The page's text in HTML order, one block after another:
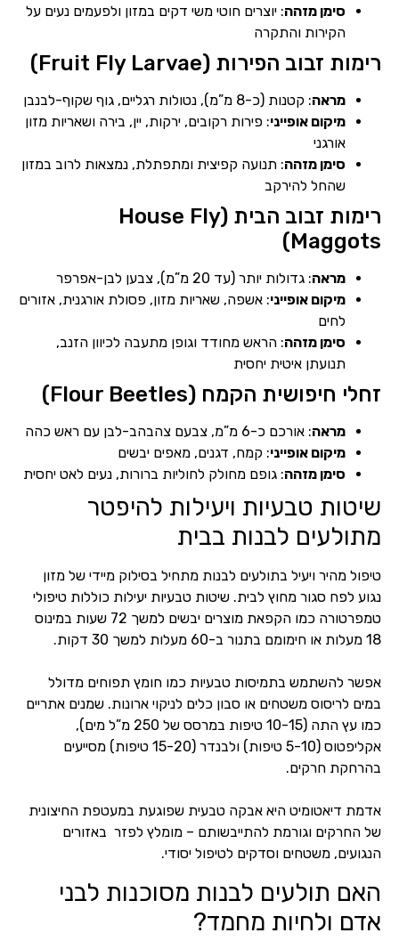
סימן מזהה: יוצרים חוטי משי דקים במזון ולפעמים נעים על
הקירות והתקרה
רימות זבוב הפירות (Fruit Fly Larvae)
מראה: קטנות (כ-8 מ”מ), נטולות רגליים, גוף שקוף-לבנבן
מיקום אופייני: פירות רקובים, ירקות, יין, בירה ושאריות מזון
אורגני
סימן מזהה: תנועה קפיצית ומתפתלת, נמצאות לרוב במזון
שהחל להירקב
רימות זבוב הבית (House Fly
Maggots)
מראה: גדולות יותר (עד 20 מ”מ), צבען לבן-אפרפר
מיקום אופייני: אשפה, שאריות מזון, פסולת אורגנית, אזורים
לחים
סימן מזהה: הראש מחודד וגופן מתעבה לכיוון הזנב,
תנועתן איטית יחסית
זחלי חיפושית הקמח (Flour Beetles)
מראה: אורכם כ-6 מ”מ, צבעם צהבהב-לבן עם ראש כהה
מיקום אופייני: קמח, דגנים, מאפים יבשים
סימן מזהה: גופם מחולק לחוליות ברורות, נעים לאט יחסית
שיטות טבעיות ויעילות להיפטר
מתולעים לבנות בבית
טיפול מהיר ויעיל בתולעים לבנות מתחיל בסילוק מיידי של מזון
נגוע לפח סגור מחוץ לבית. שיטות טבעיות יעילות כוללות טיפולי
טמפרטורה כמו הקפאת מוצרים יבשים למשך 72 שעות במינוס
18 מעלות או חימומם בתנור ב-60 מעלות למשך 30 דקות.
אפשר להשתמש בתמיסות טבעיות כמו חומץ תפוחים מדולל
במים לריסוס משטחים או סבון כלים לניקוי ארונות. שמנים אתריים
כמו עץ התה (10-15 טיפות במרסס של 250 מ”ל מים),
אקליפטוס (5-10 טיפות) ולבנדר (15-20 טיפות) מסייעים
בהרחקת חרקים.
אדמת דיאטומיט היא אבקה טבעית שפוגעת במעטפת החיצונית
של החרקים וגורמת להתייבשותם – מומלץ לפזר באזורים
הנגועים, משטחים וסדקים לטיפול יסודי.
האם תולעים לבנות מסוכנות לבני
אדם ולחיות מחמד?